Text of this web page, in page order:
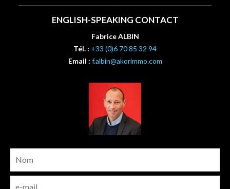
ENGLISH-SPEAKING CONTACT
Fabrice ALBIN
Tél. : +33 (0)6 70 85 32 94
Email : f.albin@akorimmo.com